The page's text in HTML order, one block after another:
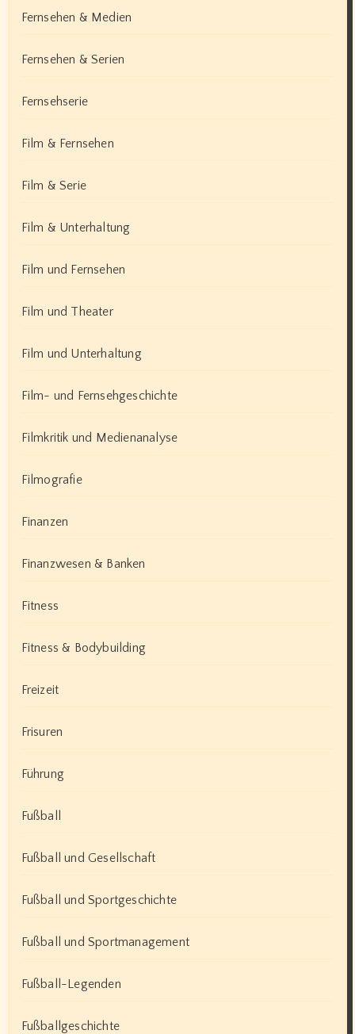
Fernsehen & Medien
Fernsehen & Serien
Fernsehserie
Film & Fernsehen
Film & Serie
Film & Unterhaltung
Film und Fernsehen
Film und Theater
Film und Unterhaltung
Film- und Fernsehgeschichte
Filmkritik und Medienanalyse
Filmografie
Finanzen
Finanzwesen & Banken
Fitness
Fitness & Bodybuilding
Freizeit
Frisuren
Führung
Fußball
Fußball und Gesellschaft
Fußball und Sportgeschichte
Fußball und Sportmanagement
Fußball-Legenden
Fußballgeschichte